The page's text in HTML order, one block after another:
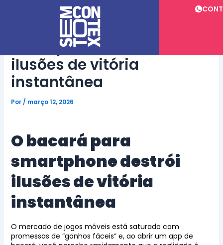
O bacará para
smartphone destrói
ilusões de vitória
instantânea
Por / março 12, 2026
O bacará para
smartphone destrói
ilusões de vitória
instantânea
O mercado de jogos móveis está saturado com
promessas de “ganhos fáceis” e, ao abrir um app de